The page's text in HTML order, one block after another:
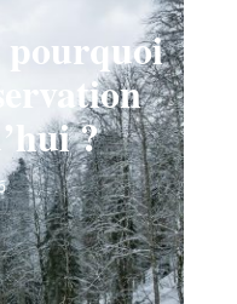
pourquoi
?